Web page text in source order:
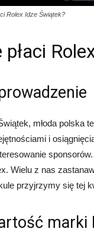
Rolex Idze Świątek?
płaci
młoda polska
i
Wielu z nas
przyjrzymy się tej
marki